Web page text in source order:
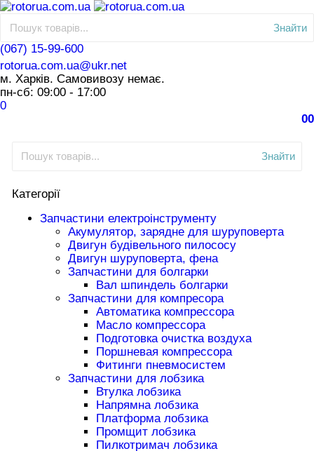
Знайти
(067) 15-99-600
rotorua.com.ua@ukr.net
м. Харків. Самовивозу немає.
пн-сб: 09:00 - 17:00
0
00
Знайти
Категорії
Запчастини електроінструменту
Акумулятор, зарядне для шуруповерта
Двигун будівельного пилососу
Двигун шуруповерта, фена
Запчастини для болгарки
Вал шпиндель болгарки
Запчастини для компресора
Автоматика компрессора
Масло компрессора
Подготовка очистка воздуха
Поршневая компрессора
Фитинги пневмосистем
Запчастини для лобзика
Втулка лобзика
Напрямна лобзика
Платформа лобзика
Промщит лобзика
Пилкотримач лобзика